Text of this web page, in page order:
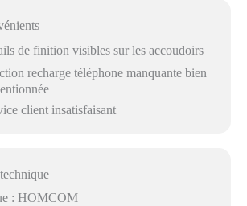
de finition visibles sur les accoudoirs
recharge téléphone manquante bien
client insatisfaisant
: HOMCOM